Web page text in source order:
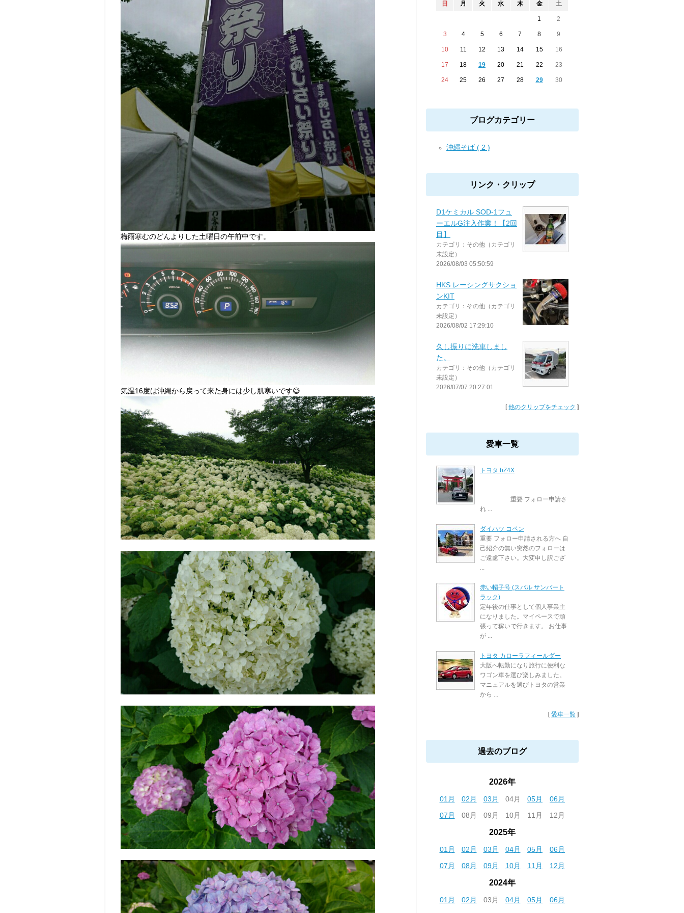
梅雨寒むのどんよりした土曜日の午前中です。
気温16度は沖縄から戻って来た身には少し肌寒いです😅
日 月 火 水 木 金 土
1 2
3 4 5 6 7 8 9
10 11 12 13 14 15 16
17 18 19 20 21 22 23
24 25 26 27 28 29 30
ブログカテゴリー
沖縄そば ( 2 )
リンク・クリップ
D1ケミカル SOD-1フュ
ーエルG注入作業！【2回
目】
カテゴリ：その他（カテゴリ
未設定）
2026/08/03 05:50:59
HKS レーシングサクショ
ンKIT
カテゴリ：その他（カテゴリ
未設定）
2026/08/02 17:29:10
久し振りに洗車しまし
た。
カテゴリ：その他（カテゴリ
未設定）
2026/07/07 20:27:01
[他のクリップをチェック ]
愛車一覧
トヨタ bZ4X
重要 フォロー申請さ
れ ...
ダイハツ コペン
重要 フォロー申請される方へ 自
己紹介の無い突然のフォローは
ご遠慮下さい。大変申し訳ござ
...
赤い帽子号 (スバル サンバート
ラック)
定年後の仕事として個人事業主
になりました。マイペースで頑
張って稼いで行きます。 お仕事
が ...
トヨタ カローラフィールダー
大阪へ転勤になり旅行に便利な
ワゴン車を選び楽しみました。
マニュアルを選びトヨタの営業
から ...
[愛車一覧 ]
過去のブログ
2026年
01月 02月 03月 04月 05月
06月
07月
08月 09月 10月 11月 12月
2025年
01月 02月 03月 04月 05月
06月
07月
08月 09月 10月 11月 12月
2024年
01月 02月 03月 04月 05月
06月